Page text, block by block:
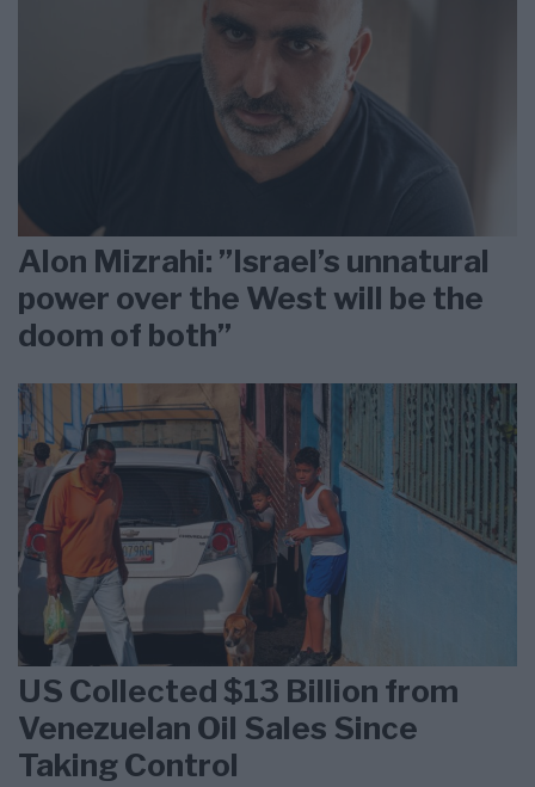
Alon Mizrahi: ”Israel’s unnatural
power over the West will be the
doom of both”
US Collected $13 Billion from
Venezuelan Oil Sales Since
Taking Control